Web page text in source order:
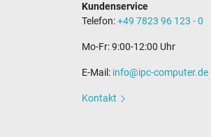
Kundenservice
Telefon:+49 7823 96 123 - 0
Mo-Fr: 9:00-12:00 Uhr
E-Mail: info@ipc-computer.de
Kontakt